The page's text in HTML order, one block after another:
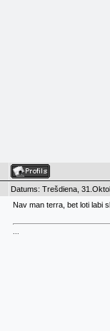
Datums: Trešdiena,
Nav man terra, bet loti labi
...